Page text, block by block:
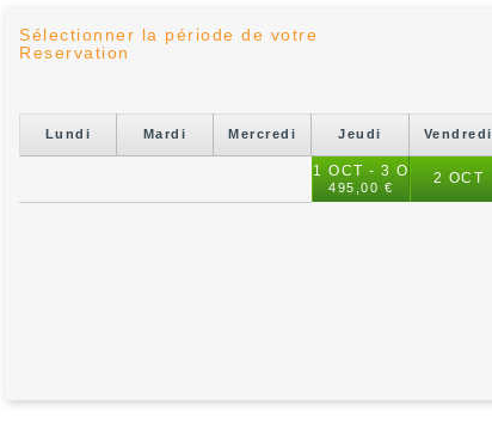
Sélectionner la période de votre
Reservation
Lundi Mardi Mercredi Jeudi Vendredi
1 OCT - 3 OCT
495,00 €
2 OCT